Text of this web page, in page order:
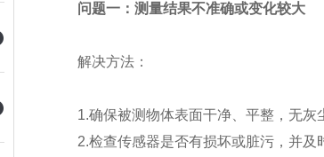
问题一：测量结果不准确或变化较大
解决方法：
1.确保被测物体表面干净、平整，无灰
2.检查传感器是否有损坏或脏污，并及